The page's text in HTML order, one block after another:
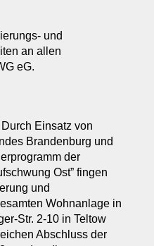
und
an allen
eG.
Einsatz von
Brandenburg und
der
Ost” fingen
und
Wohnanlage in
Str. 2-10 in Teltow
Abschluss der